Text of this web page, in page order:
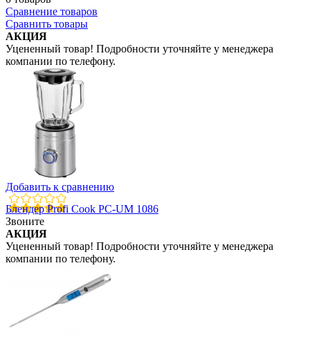
Сравнение товаров
Сравнить товары
АКЦИЯ
Уцененный товар! Подробности уточняйте у менеджера
компании по телефону.
Добавить к сравнению
Блендер Profi Cook PC-UM 1086
Звоните
АКЦИЯ
Уцененный товар! Подробности уточняйте у менеджера
компании по телефону.